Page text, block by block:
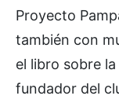
Proyecto
también con
el libro sobre
fundador del